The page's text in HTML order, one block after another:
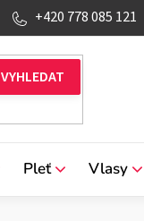
+420 778 085 121
Pleť Vlasy